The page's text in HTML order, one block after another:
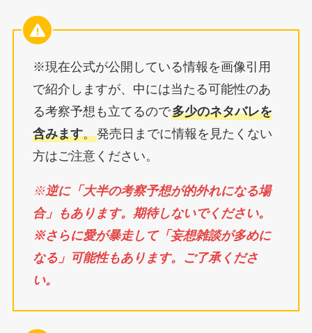
※現在公式が公開している情報を画像引用
で紹介しますが、中には当たる可能性のあ
る考察予想も立てるので多少のネタバレを
含みます。発売日までに情報を見たくない
方はご注意ください。
※逆に「大半の考察予想が的外れになる場
合」もあります。期待しないでください。
※さらに愛が暴走して「妄想雑談が多めに
なる」可能性もあります。ご了承くださ
い。